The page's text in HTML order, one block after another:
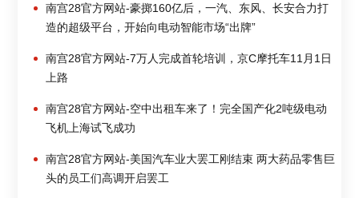
南宫28官方网站-豪掷160亿后，一汽、东风、长安合力打
造的超级平台，开始向电动智能市场“出牌”
南宫28官方网站-7万人完成首轮培训，京C摩托车11月1日
上路
南宫28官方网站-空中出租车来了！完全国产化2吨级电动
飞机上海试飞成功
南宫28官方网站-美国汽车业大罢工刚结束 两大药品零售巨
头的员工们高调开启罢工